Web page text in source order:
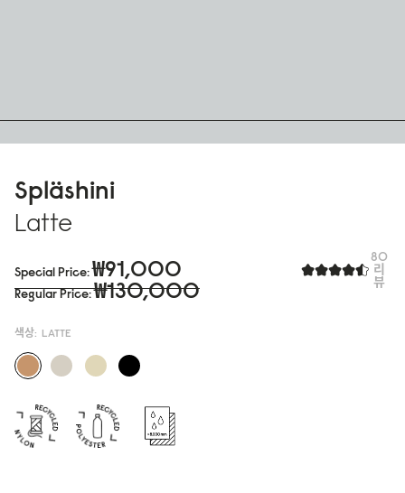
Spläshini
Latte
80
리
뷰
Special Price ₩91,000
Regular Price ₩130,000
색상: LATTE